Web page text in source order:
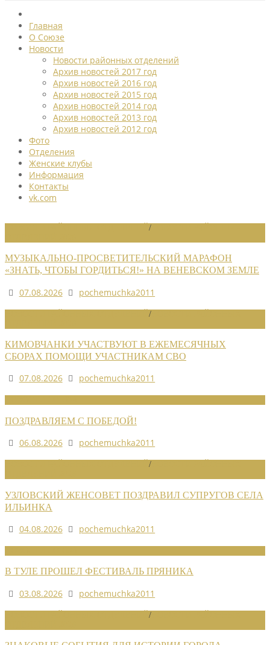
Главная
О Союзе
Новости
Новости районных отделений
Архив новостей 2017 год
Архив новостей 2016 год
Архив новостей 2015 год
Архив новостей 2014 год
Архив новостей 2013 год
Архив новостей 2012 год
Фото
Отделения
Женские клубы
Информация
Контакты
vk.com
/
МУЗЫКАЛЬНО-ПРОСВЕТИТЕЛЬСКИЙ МАРАФОН
«ЗНАТЬ, ЧТОБЫ ГОРДИТЬСЯ!» НА ВЕНЕВСКОМ ЗЕМЛЕ
07.08.2026
pochemuchka2011
/
КИМОВЧАНКИ УЧАСТВУЮТ В ЕЖЕМЕСЯЧНЫХ
СБОРАХ ПОМОЩИ УЧАСТНИКАМ СВО
07.08.2026
pochemuchka2011
ПОЗДРАВЛЯЕМ С ПОБЕДОЙ!
06.08.2026
pochemuchka2011
/
УЗЛОВСКИЙ ЖЕНСОВЕТ ПОЗДРАВИЛ СУПРУГОВ СЕЛА
ИЛЬИНКА
04.08.2026
pochemuchka2011
В ТУЛЕ ПРОШЕЛ ФЕСТИВАЛЬ ПРЯНИКА
03.08.2026
pochemuchka2011
/